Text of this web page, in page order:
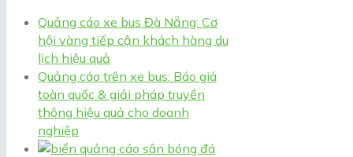
Quảng cáo xe bus Đà Nẵng: Cơ
hội vàng tiếp cận khách hàng du
lịch hiệu quả
Quảng cáo trên xe bus: Báo giá
toàn quốc & giải pháp truyền
thông hiệu quả cho doanh
nghiệp